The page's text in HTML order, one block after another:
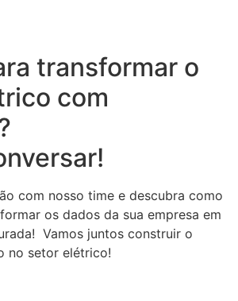
transformar o
com
com nosso time e descubra como
os dados da sua empresa em
Vamos juntos construir o
no setor elétrico!